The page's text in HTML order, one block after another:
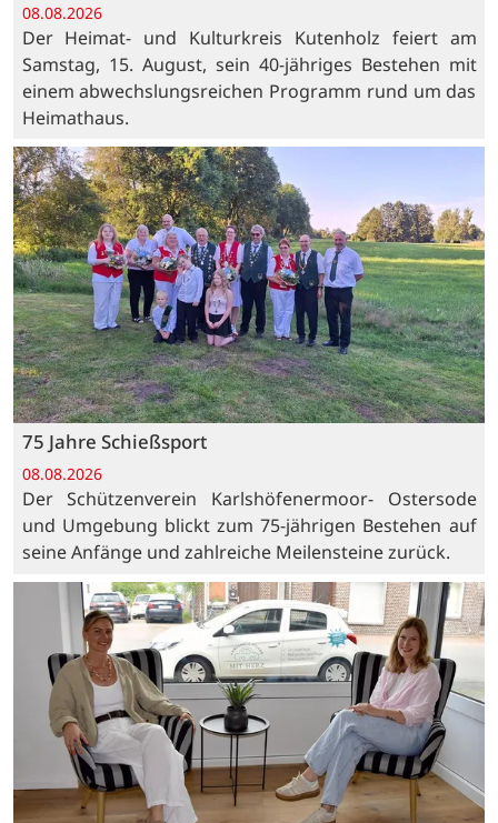
08.08.2026
Der Heimat- und Kulturkreis Kutenholz feiert am
Samstag, 15. August, sein 40-jähriges Bestehen mit
einem abwechslungsreichen Programm rund um das
Heimathaus.
75 Jahre Schießsport
08.08.2026
Der Schützenverein Karlshöfenermoor- Ostersode
und Umgebung blickt zum 75-jährigen Bestehen auf
seine Anfänge und zahlreiche Meilensteine zurück.